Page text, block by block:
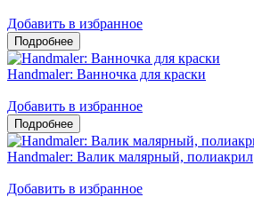
Добавить в избранное
Handmaler: Ванночка для краски
Добавить в избранное
Handmaler: Валик малярный, полиакрил
Добавить в избранное